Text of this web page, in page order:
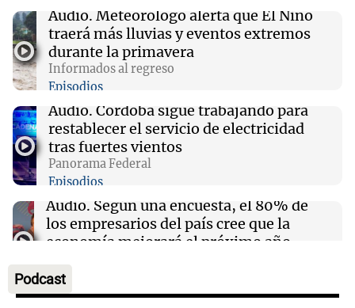
Incidentes frente al Congreso: tres detenidos
y dos heridos tras la marcha
19:41 Política y Economía
Fito Páez y Lali marcharon en Bariloche y
Buenos Aires contra la extranjerización de
tierras
19:39 Mundo
Aumentan los casos de náuseas entre
consumidores crónicos de marihuana en EE.
UU.
Audio. Meteorólogo alerta que El Niño
traerá más lluvias y eventos extremos
durante la primavera
Informados al regreso
Episodios
Audio. Córdoba sigue trabajando para
restablecer el servicio de electricidad
tras fuertes vientos
Panorama Federal
Episodios
Audio. Según una encuesta, el 80% de
los empresarios del país cree que la
economía mejorará el próximo año
Episodios
Audio.Carolina Losada: "Faltó que el
Podcast